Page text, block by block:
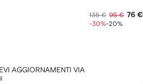
135 € 95 € 76 €
-30%-20%
AGGIORNAMENTI VIA